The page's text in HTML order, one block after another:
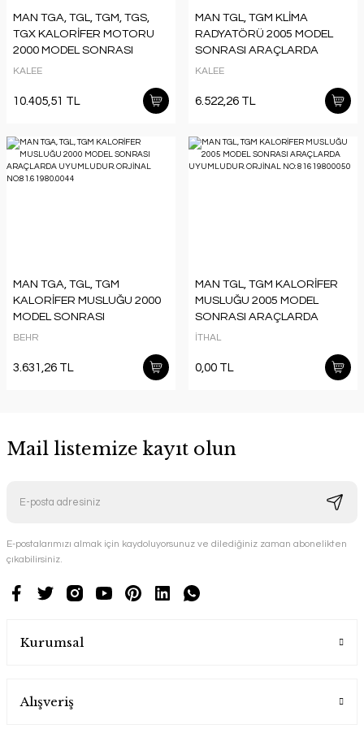
MAN TGA, TGL, TGM, TGS,
TGX KALORİFER MOTORU
2000 MODEL SONRASI
ARAÇLARDA UYUMLUDUR.
KALEE
10.405,51 TL
MAN TGL, TGM KLİMA
RADYATÖRÜ 2005 MODEL
SONRASI ARAÇLARDA
UYUMLUDUR. ORJİNAL NO:
KALEE
6.522,26 TL
MAN TGA, TGL, TGM
KALORİFER MUSLUĞU 2000
MODEL SONRASI
ARAÇLARDA UYUMLUDUR.
BEHR
3.631,26 TL
MAN TGL, TGM KALORİFER
MUSLUĞU 2005 MODEL
SONRASI ARAÇLARDA
UYUMLUDUR. ORJİNAL NO:
İTHAL
0,00 TL
Mail listemize kayıt olun
E-postalarımızı almak için kaydoluyorsunuz ve dilediğiniz zaman abonelikten
çıkabilirsiniz.
Kurumsal
Alışveriş